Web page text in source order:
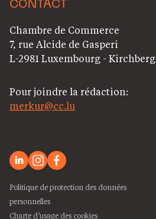
CONTACT
Chambre de Commerce
7, rue Alcide de Gasperi
L-2981 Luxembourg - Kirchberg
Pour joindre la rédaction:
merkur@cc.lu
Politique de protection des données
personnelles
Charte d’usage des cookies